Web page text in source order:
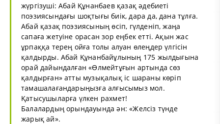
жүргізуші: Абай Құнанбаев қазақ әдебиеті
поэзиясындағы шоқтығы биік, дара да, дана тұлға.
Абай қазақ поэзиясының өсіп, гүлденіп, жаңа
сапаға жетуіне орасан зор еңбек етті. Ақын жас
ұрпаққа терең ойға толы алуан өлеңдер үлгісін
қалдырды. Абай Құнанбайұлының 175 жылдығына
орай дайындалған «Өлмейтұғын артында сөз
қалдырған» атты музықалық іс шараны көріп
тамашалағандарыңызға алғысымыз мол.
Қатысушыларға үлкен рахмет!
Балалардың орындауында ән: «Желсіз түнде
жарық ай».